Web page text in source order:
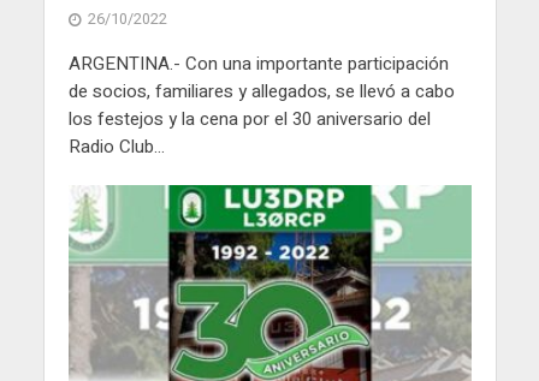
26/10/2022
ARGENTINA.- Con una importante participación
de socios, familiares y allegados, se llevó a cabo
los festejos y la cena por el 30 aniversario del
Radio Club...